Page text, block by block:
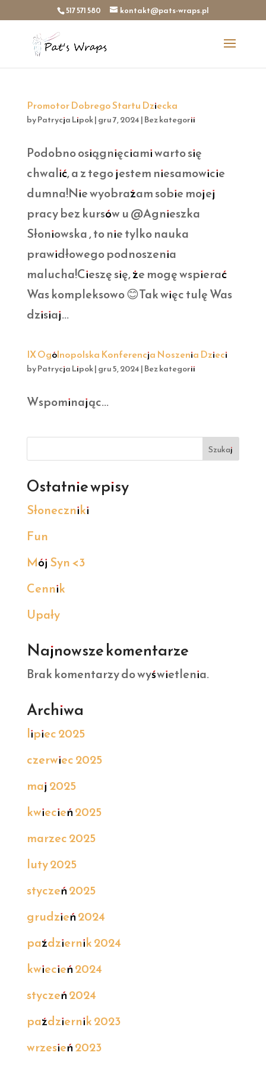
517 571 580 kontakt@pats-wraps.pl
Promotor Dobrego Startu Dziecka
byPatrycja Lipok|gru 7, 2024|Bez kategorii
Podobno osiągnięciami warto się
chwalić, a z tego jestem niesamowicie
dumna!Nie wyobrażam sobie mojej
pracy bez kursów u @Agnieszka
Słoniowska , to nie tylko nauka
prawidłowego podnoszenia
malucha!Cieszę się, że mogę wspierać
Was kompleksowo 😊Tak więc tulę Was
dzisiaj...
IX Ogólnopolska Konferencja Noszenia Dzieci
byPatrycja Lipok|gru 5, 2024|Bez kategorii
Wspominając...
Szukaj
Ostatnie wpisy
Słoneczniki
Fun
Mój Syn <3
Cennik
Upały
Najnowsze komentarze
Brak komentarzy do wyświetlenia.
Archiwa
lipiec 2025
czerwiec 2025
maj 2025
kwiecień 2025
marzec 2025
luty 2025
styczeń 2025
grudzień 2024
październik 2024
kwiecień 2024
styczeń 2024
październik 2023
wrzesień 2023